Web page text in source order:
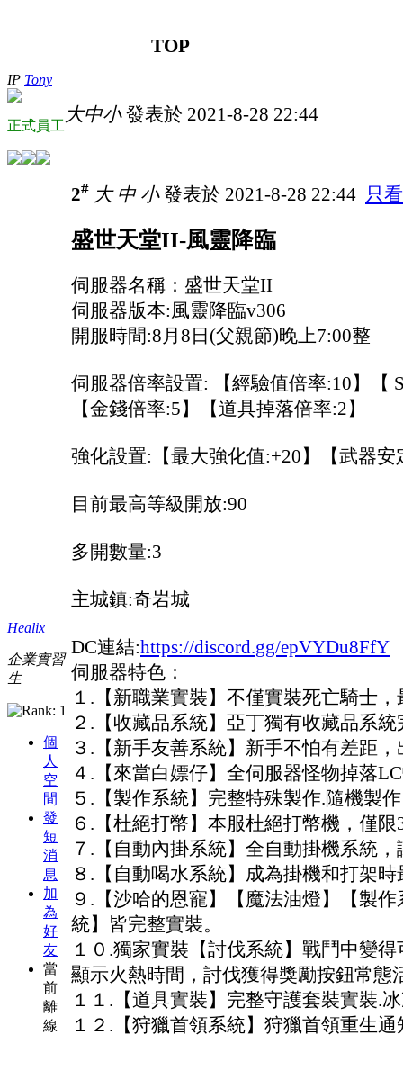
TOP
IP Tony
正式員工
大中小發表於 2021-8-28 22:44
Healix
企業實習
生
個
人
空
間
發
短
消
息
加
為
好
友
當
前
離
線
2# 大 中 小發表於 2021-8-28 22:44 只
盛世天堂II-風靈降臨
伺服器名稱：盛世天堂II
伺服器版本:風靈降臨v306
開服時間:8月8日(父親節)晚上7:00整
伺服器倍率設置: 【經驗值倍率:10】【
【金錢倍率:5】【道具掉落倍率:2】
強化設置:【最大強化值:+20】【武器
目前最高等級開放:90
多開數量:3
主城鎮:奇岩城
DC連結:https://discord.gg/epVYDu8FfY
伺服器特色：
１.【新職業實裝】不僅實裝死亡騎士
２.【收藏品系統】亞丁獨有收藏品系
３.【新手友善系統】新手不怕有差距
４.【來當白嫖仔】全伺服器怪物掉落
５.【製作系統】完整特殊製作.隨機製
６.【杜絕打幣】本服杜絕打幣機，僅
７.【自動內掛系統】全自動掛機系統
８.【自動喝水系統】成為掛機和打架
９.【沙哈的恩寵】【魔法油燈】【製
統】皆完整實裝。
１０.獨家實裝【討伐系統】戰鬥中變
顯示火熱時間，討伐獲得獎勵按鈕常態
１１.【道具實裝】完整守護套裝實裝.
１２.【狩獵首領系統】狩獵首領重生